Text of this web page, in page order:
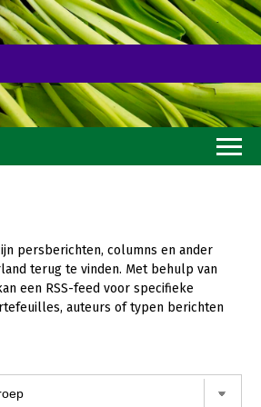
persberichten, columns en ander
terug te vinden. Met behulp van
een RSS-feed voor specifieke
auteurs of typen berichten